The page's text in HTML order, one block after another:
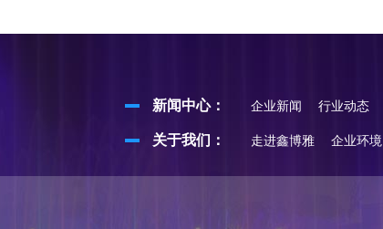
新闻中心： 企业新闻 行业动态
关于我们： 走进鑫博雅 企业环境